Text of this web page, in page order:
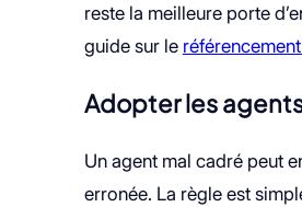
reste la meilleure porte
guide sur le
Adopter les
Un agent mal cadré peut
erronée. La règle est